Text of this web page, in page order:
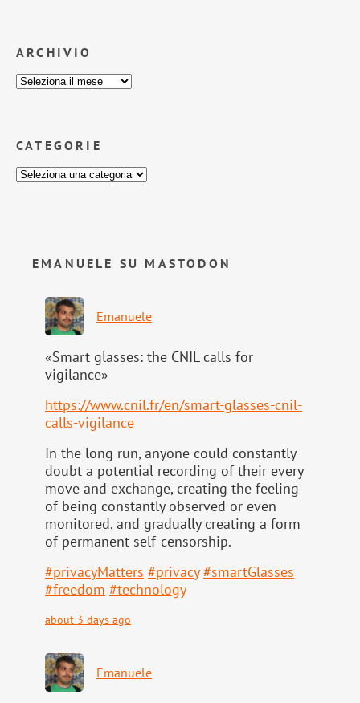
ARCHIVIO
CATEGORIE
EMANUELE SU MASTODON
Emanuele
«Smart glasses: the CNIL calls for
vigilance»
https://www.cnil.fr/en/smart-glasses-cnil-
calls-vigilance
In the long run, anyone could constantly
doubt a potential recording of their every
move and exchange, creating the feeling
of being constantly observed or even
monitored, and gradually creating a form
of permanent self-censorship.
#privacyMatters #privacy #smartGlasses
#freedom #technology
about 3 days ago
Emanuele